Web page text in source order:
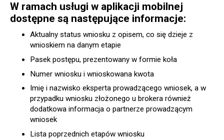
W ramach usługi w aplikacji mobilnej
dostępne są następujące informacje:
Aktualny status wniosku z opisem, co się dzieje z
wnioskiem na danym etapie
Pasek postępu, prezentowany w formie koła
Numer wniosku i wnioskowana kwota
Imię i nazwisko eksperta prowadzącego wniosek, a w
przypadku wniosku złożonego u brokera również
dodatkowa informacja o partnerze prowadzącym
wniosek
Lista poprzednich etapów wniosku